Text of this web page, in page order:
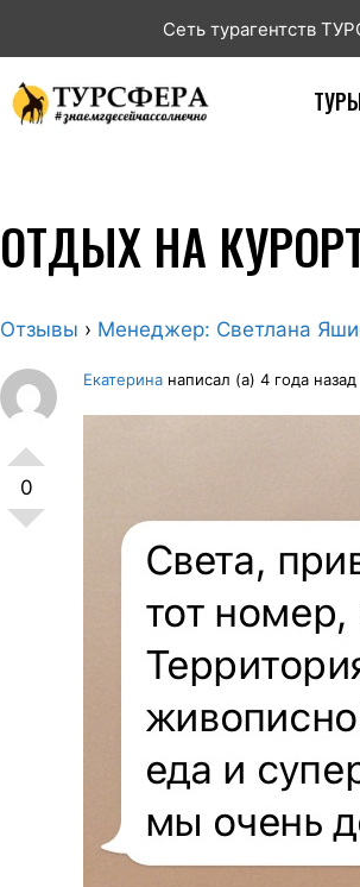
Сеть турагентств
ОТДЫХ НА
Отзывы › Менеджер: Светлана
0
Екатерина написал (а) 4 года назад